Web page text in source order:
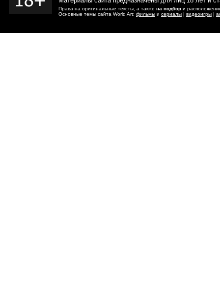
Права на оригинальные тексты, а также на подбор и
Основные темы сайта World Art: фильмы и сериалы | видеоигры |